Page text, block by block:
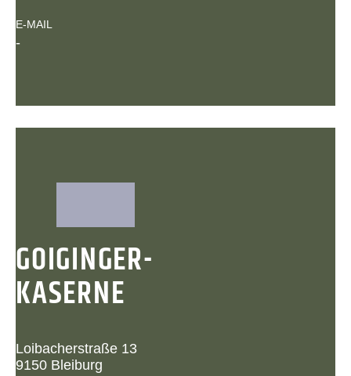
E-MAIL
-
GOIGINGER-
KASERNE
Loibacherstraße 13
9150 Bleiburg